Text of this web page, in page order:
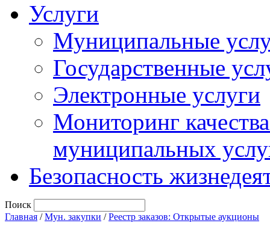
Услуги
Муниципальные
Государственные
Электронные услуги
Мониторинг
муниципальных
Безопасность
Поиск
Главная /Мун. закупки /Реестр заказов: Открытые аукционы